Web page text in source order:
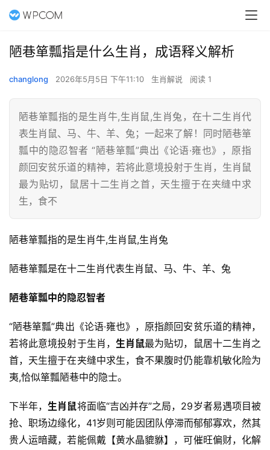
陋巷箪瓢指是什么生肖，成语释义解析
changlong 2026年5月5日 下午11:10 生肖解说 阅读 1
陋巷箪瓢指的是生肖牛,生肖鼠,生肖兔，在十二生肖代
表生肖鼠、马、牛、羊、兔；一起来了解！同时陋巷箪
瓢中的隐忍智者 “陋巷箪瓢”典出《论语·雍也》，原指
颜回安贫乐道的精神，若将此意境投射于生肖，生肖鼠
最为贴切，鼠居十二生肖之首，天生擅于在夹缝中求
生，食不
陋巷箪瓢指的是生肖牛,生肖鼠,生肖兔
陋巷箪瓢是在十二生肖代表生肖鼠、马、牛、羊、兔
陋巷箪瓢中的隐忍智者
“陋巷箪瓢”典出《论语·雍也》，原指颜回安贫乐道的精神，
若将此意境投射于生肖， 生肖鼠最为贴切，鼠居十二生肖之
首，天生擅于在夹缝中求生，食不果腹时仍能靠机敏化险为
夷,恰似箪瓢陋巷中的隐士。
下半年，生肖鼠将面临“吉凶并存”之局，29岁者易遇项目被
抢、职场边缘化，41岁则可能因团队停滞而郁郁寡欢，然其
贵人运暗藏，若能佩戴【黄水晶貔貅】，可催旺偏财，化解